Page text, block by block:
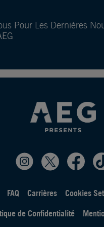
Pour Les Dernières
FAQ Carrières
Cookies
de Confidentialité